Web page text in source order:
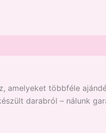
amelyeket többféle
darabról – nálunk